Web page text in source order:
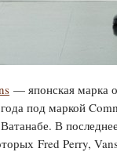
— японская марка
под маркой
В
Fred Perry,